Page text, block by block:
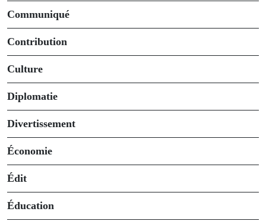
Communiqué
Contribution
Culture
Diplomatie
Divertissement
Économie
Édit
Éducation